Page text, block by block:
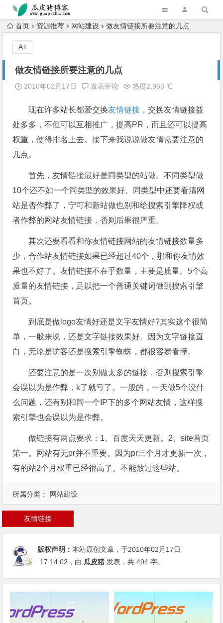
跳转到主内容
首页 资源推荐 网站建设 做友情链接所要注意的几点
做友情链接所要注意的几点
2010年02月17日 发表评论 热度2,963 ℃
现在许多站长都爱交换友情链接 ，交换友情链接益
处多多，不但可以互相推广，提高PR，而且还可以提高
权重，使得排名上去。接下来我说说做友情需要注意的
几点。
首先，友情链接最好是同类型的站做。不同类型做
10个还不如一个同类型的效果好。同类型中还要看清网
站是否作弊了，宁可和新站做也别和给搜索引擎降权或
者作弊的网站友情链接，否则后果很严重。
其次还要看看和你友情链接网站的友情链接数量多
少，合作站友情链接如果已经超过40个，那和你友情效
果也不好了。友情链接不在乎数量，主要是质量。5个高
质量的友情链接，足以把一个普通关键词做到搜索引擎
首页。
到底是做logo友情好还是文字友情好?其实这个很简
单，一般来说，还是文字链接效果好。因为文字链接直
白，无论是访客还是搜索引擎蜘蛛，都很容易看懂。
还要注意的是一次别做太多的链接，否则搜索引擎
会误以为是作弊，k了就亏了。一般的，一天做5个没什
么问题，还有别和同一个IP下的多个网站友情，这样搜
索引擎也会误以为是作弊。
做链接有两点要求：1、百度天天更新。2、site首页
第一。网站有无pr并不重要。因为pr三个月才更新一次，
有的站2个月权重已经很高了。不能放过这些站。
A+
所属分类： 网站建设
友情链接
版权声明：本站原创文章，于2010年02月17日
17:14:02 ，由 瓜皮猪 发表，共 494 字。